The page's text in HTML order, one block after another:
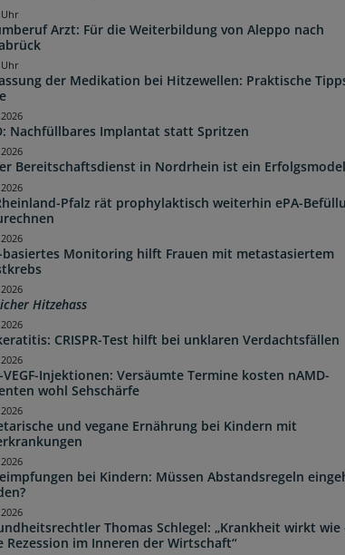
Arzt: Für die Weiterbildung von Aleppo nach
Uhr
der Medikation bei Hitzewellen: Praktische
Uhr
Nachfüllbares Implantat statt Spritzen
Bereitschaftsdienst in Nordrhein ist ein
Pfalz rät prophylaktisch weiterhin ePA-
basiertes Monitoring hilft Frauen mit metastasiertem
Hitzehass
CRISPR-Test hilft bei unklaren Verdachtsfällen
Injektionen: Versäumte Termine kosten nAMD-
wohl Sehschärfe
und vegane Ernährung bei Kindern mit
bei Kindern: Müssen Abstandsregeln
Thomas Schlegel: „Krankheit wirkt wie
Rezession im Inneren der Wirtschaft“